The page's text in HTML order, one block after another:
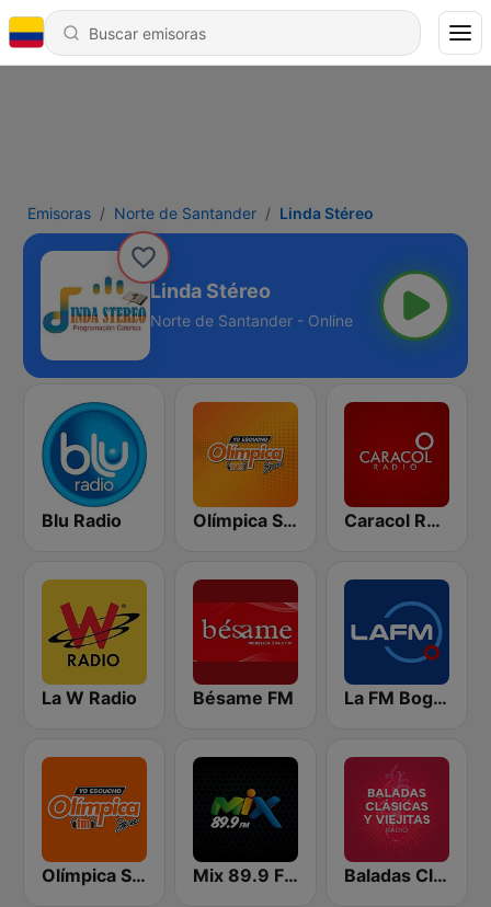
Emisoras Norte de Santander Linda Stéreo
Linda Stéreo
Norte de Santander - Online
Blu Radio Olímpica Stereo - Medellín 104.9 FM Caracol Radio
La W Radio Bésame FM La FM Bogotá
Olímpica Stereo Cali 104.5 FM Mix 89.9 FM Medellin Baladas Clásicas y Viejitas Radio